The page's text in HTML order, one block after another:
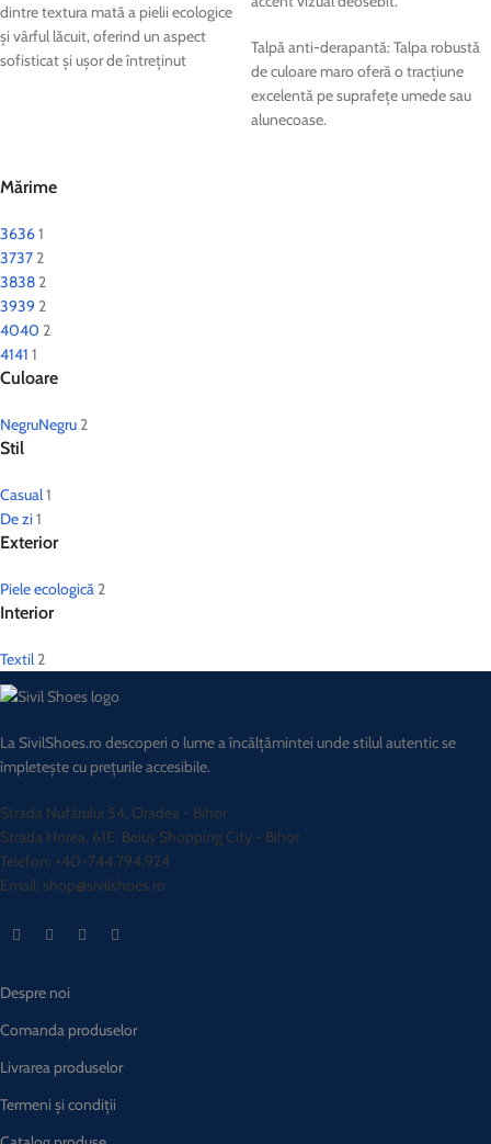
Mărime
36361
3737 2
3838 2
3939 2
4040 2
4141 1
Culoare
NegruNegru 2
Stil
Casual1
De zi1
Exterior
Piele ecologică 2
Interior
Textil 2
dintre textura mată a pielii ecologice
și vârful lăcuit, oferind un aspect
sofisticat și ușor de întreținut
Talpă anti-derapantă: Talpa robustă
de culoare maro oferă o tracțiune
excelentă pe suprafețe umede sau
alunecoase.
La SivilShoes.ro descoperi o lume a încălțămintei unde stilul autentic se
împletește cu prețurile accesibile.
Strada Nufărului 54, Oradea - Bihor
Strada Horea, 61E, Beiuș Shopping City - Bihor
Telefon: +40-744.794.924
Email: shop@sivilshoes.ro
Despre noi
Comanda produselor
Livrarea produselor
Termeni și condiții